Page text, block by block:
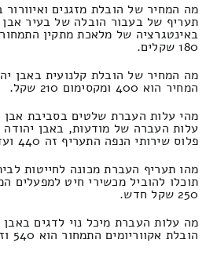
מה המחיר של הובלת מזגנים
תעריף של בעבור הובלה של בעיר אבן
180 שקלים.
מה המחיר של הובלת קלנועית באבן
המחיר הוא 400 ומקסימום 210 שקל.
מהי עלות העברת שלטים בסביבת אבן
עלות העברה של מודעות, באבן יהודה
פלוס שירותי הנפה התעריף זה 440 ועד 190 שקל חדש.
מהו תעריף העברת מכונה לחייטות
250 שקל חדש.
מה עלות העברת מיכל נוי לדגים באבן
הובלת אקווריומים התמחור הוא 540 וזה מגיע עד 230 שקל.